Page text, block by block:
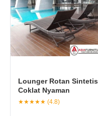
Lounger Rotan Sintetis
Coklat Nyaman
★★★★★ (4.8)